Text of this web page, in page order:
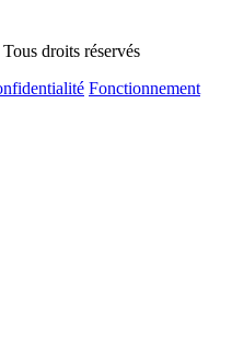
droits réservés
Fonctionnement